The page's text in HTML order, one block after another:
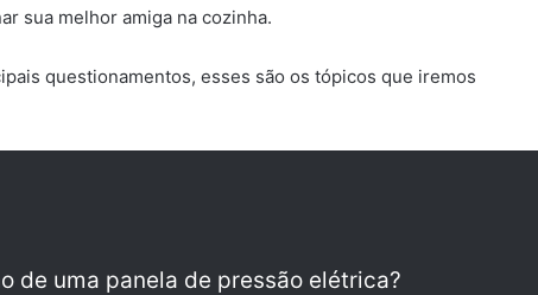
sua melhor amiga na cozinha.
questionamentos, esses são os tópicos que iremos
de uma panela de pressão elétrica?